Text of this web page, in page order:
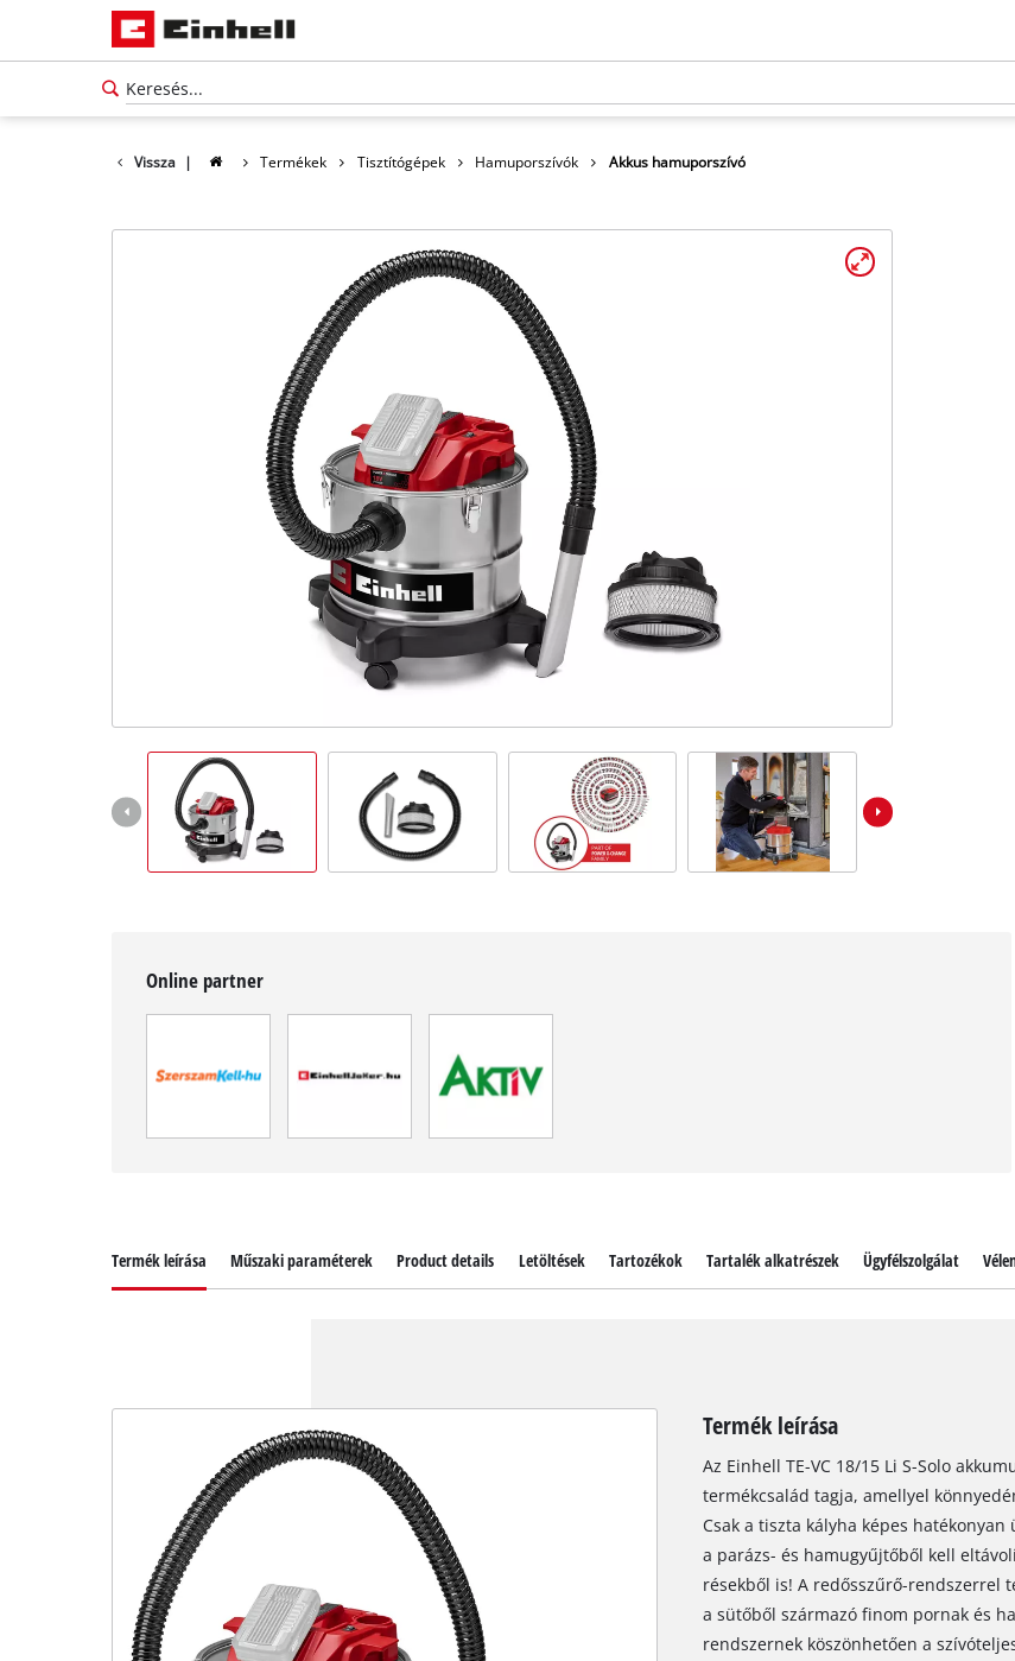
Vissza | Termékek Tisztítógépek Hamuporszívók Akkus hamuporszívó
Online partner
Termék leírása Műszaki paraméterek Product details Letöltések Tartozékok Tartalék alkatrészek Ügyfélszolgálat
Termék leírása
Az Einhell TE-VC 18/15 Li S-Solo
termékcsalád tagja, amellyel
Csak a tiszta kályha képes
a parázs- és hamugyűjtőből kell
résekből is! A redősszűrő-rendszerrel
a sütőből származó finom pornak és
rendszernek köszönhetően a